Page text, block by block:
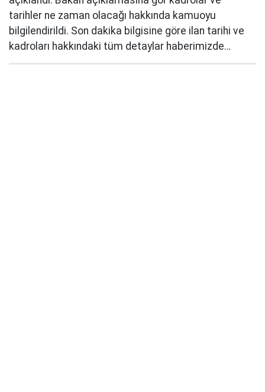
tarihler ne zaman olacağı hakkında kamuoyu
bilgilendirildi. Son dakika bilgisine göre ilan tarihi ve
kadroları hakkındaki tüm detaylar haberimizde…